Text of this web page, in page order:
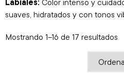
Labiales: Color intenso y
suaves, hidratados y con tonos
Mostrando 1–16 de 17 resultados